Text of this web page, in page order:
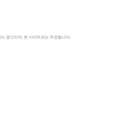
광고이며, 본 사이트와는 무관합니다.